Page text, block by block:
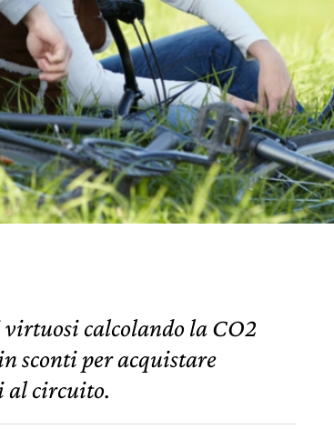
calcolando la CO2
sconti per acquistare
al circuito.